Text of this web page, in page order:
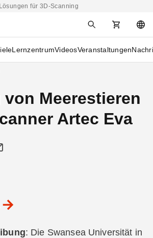
Lösungen für 3D-Scanning
LernzentrumVideosVeranstaltungen
Meerestieren
Artec Eva
: Die Swansea Universität in